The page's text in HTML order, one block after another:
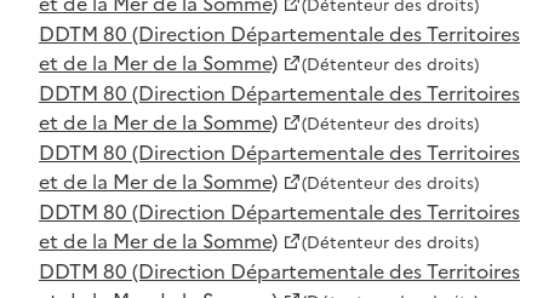
DDTM 80 (Direction Départementale des Territoires
et de la Mer de la Somme)
(Détenteur des droits)
DDTM 80 (Direction Départementale des Territoires
et de la Mer de la Somme)
(Détenteur des droits)
DDTM 80 (Direction Départementale des Territoires
et de la Mer de la Somme)
(Détenteur des droits)
DDTM 80 (Direction Départementale des Territoires
et de la Mer de la Somme)
(Détenteur des droits)
DDTM 80 (Direction Départementale des Territoires